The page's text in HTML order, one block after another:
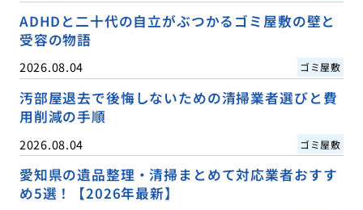
ADHDと二十代の自立がぶつかるゴミ屋敷の壁と
受容の物語
2026.08.04 ゴミ屋敷
汚部屋退去で後悔しないための清掃業者選びと費
用削減の手順
2026.08.04 ゴミ屋敷
愛知県の遺品整理・清掃まとめて対応業者おすす
め5選！【2026年最新】